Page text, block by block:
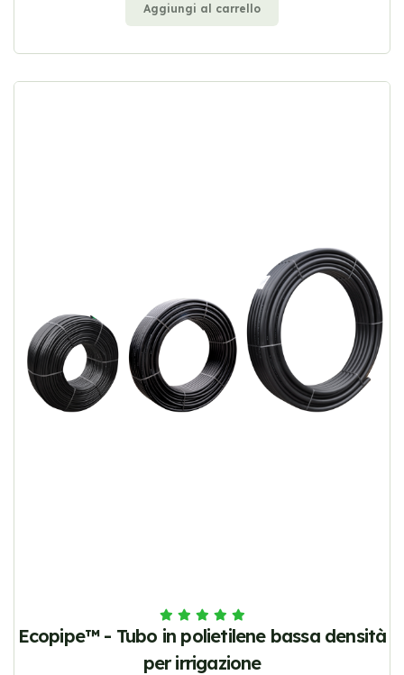
Aggiungi al carrello
Ecopipe™ - Tubo in polietilene bassa densità
per irrigazione